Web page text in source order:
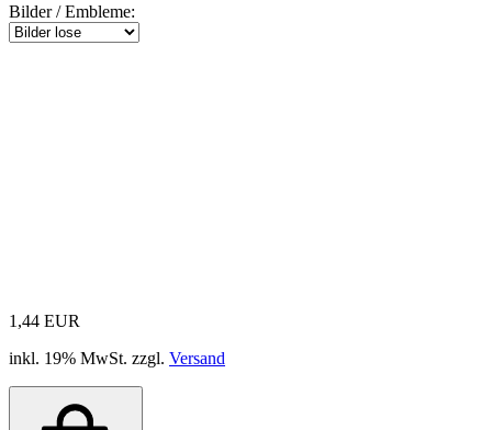
Bilder / Embleme:
1,44 EUR
inkl. 19% MwSt. zzgl. Versand